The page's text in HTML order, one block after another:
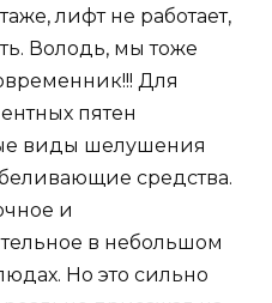
лифт не работает,
Володь, мы тоже
Для
пятен
виды шелушения
средства.
и
в небольшом
Но это сильно